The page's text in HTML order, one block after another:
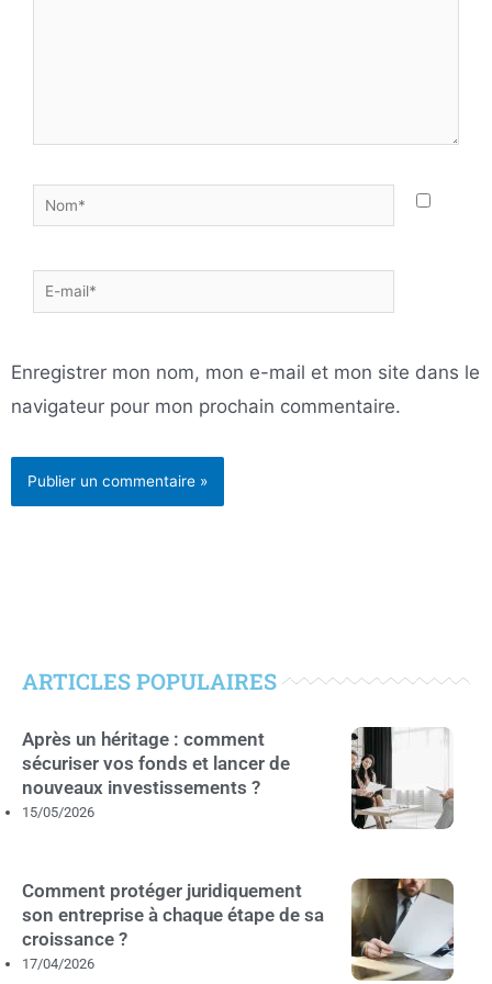
Nom*
E-
mail*
Enregistrer mon nom, mon e-mail et mon site dans le
navigateur pour mon prochain commentaire.
ARTICLES POPULAIRES
Après un héritage : comment
sécuriser vos fonds et lancer de
nouveaux investissements ?
15/05/2026
Comment protéger juridiquement
son entreprise à chaque étape de sa
croissance ?
17/04/2026